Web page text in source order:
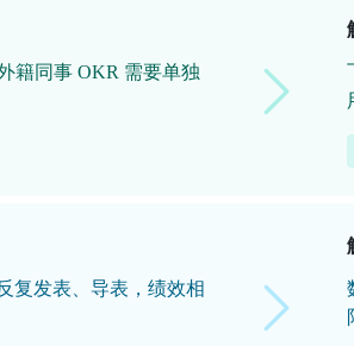
籍同事 OKR 需要单独
复发表、导表，绩效相